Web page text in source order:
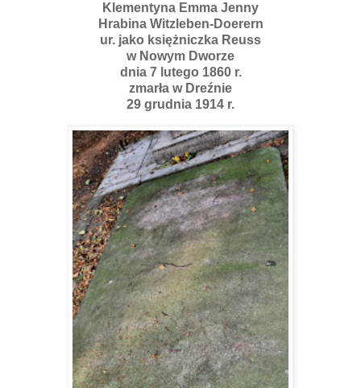
Klementyna Emma Jenny
Hrabina Witzleben-Doerern
ur. jako księżniczka Reuss
w Nowym Dworze
dnia 7 lutego 1860 r.
zmarła w Dreźnie
29 grudnia 1914 r.